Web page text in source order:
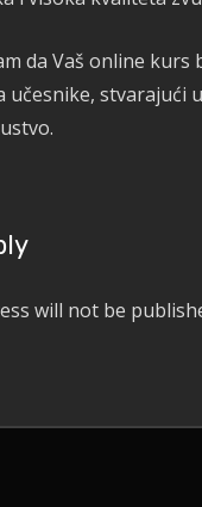
da Vaš online kurs
učesnike, stvarajući
will not be